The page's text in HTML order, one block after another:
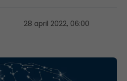
28 april 2022, 06:00